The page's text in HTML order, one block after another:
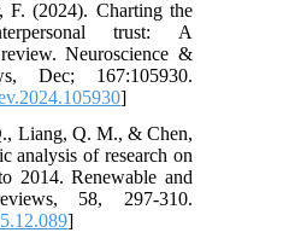
F. (2024). Charting the
trust: A
review. Neuroscience &
Dec; 167:105930.
Liang, Q. M., & Chen,
analysis of research on
2014. Renewable and
58, 297-310.